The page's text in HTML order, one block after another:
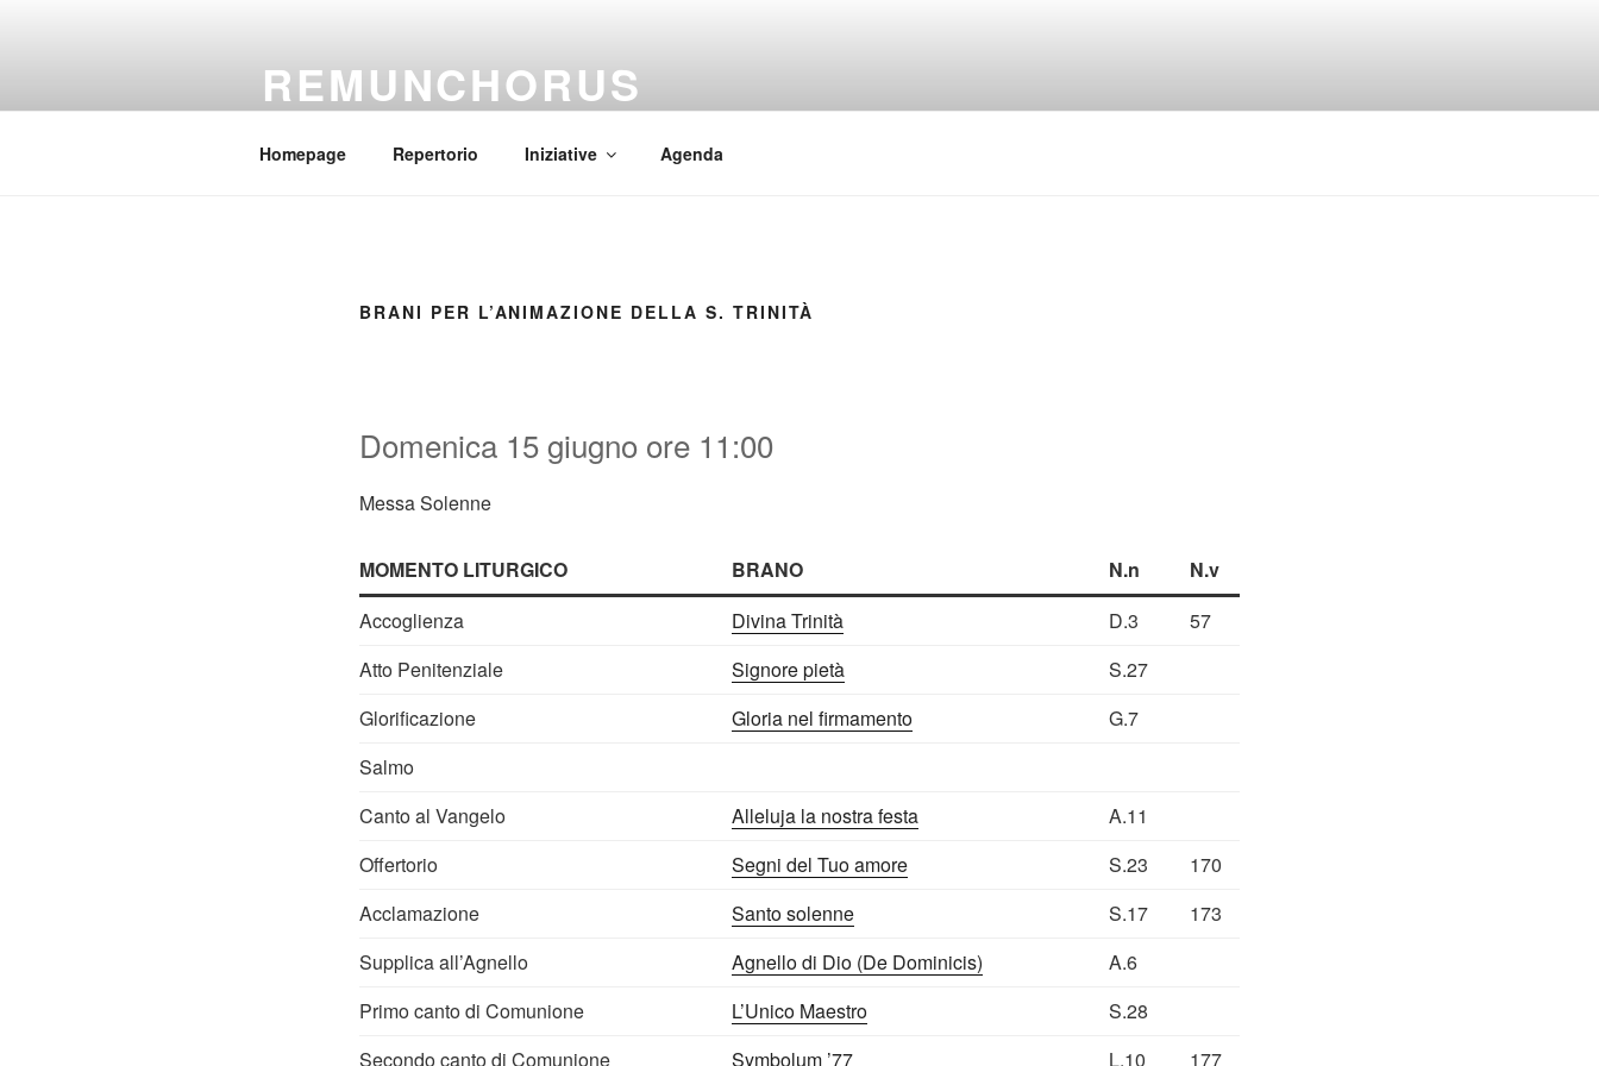
REMUNCHORUS
Homepage Repertorio Iniziative Agenda
BRANI PER L’ANIMAZIONE DELLA S. TRINITÀ
Domenica 15 giugno ore 11:00
Messa Solenne
MOMENTO LITURGICO BRANO N.n
N.v
Accoglienza
Divina Trinità D.3
57
Atto Penitenziale
Signore pietà
S.27
Glorificazione
Gloria nel firmamento
G.7
Salmo
Canto al Vangelo
Alleluja la nostra festa
A.11
Offertorio
Segni del Tuo amore S.23
170
Acclamazione
Santo solenne S.17
173
Supplica all’Agnello
Agnello di Dio (De Dominicis)
A.6
Primo canto di Comunione
L’Unico Maestro
S.28
Secondo canto di Comunione
Symbolum ’77 L.10
177